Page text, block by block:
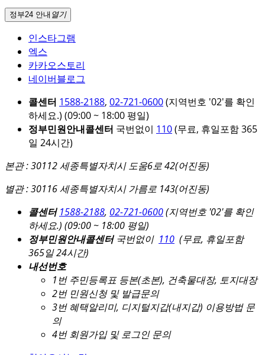
정부24 안내 열기
인스타그램
엑스
카카오스토리
네이버블로그
콜센터 1588-2188, 02-721-0600(지역번호 '02'를 확인
하세요.) (09:00 ~ 18:00 평일)
정부민원안내콜센터 국번없이 110(무료, 휴일포함 365
일 24시간)
본관 : 30112 세종특별자치시 도움6로 42(어진동)
별관 : 30116 세종특별자치시 가름로 143(어진동)
콜센터 1588-2188, 02-721-0600(지역번호 '02'를 확인
하세요.) (09:00 ~ 18:00 평일)
정부민원안내콜센터국번없이 110 (무료, 휴일포함
365일 24시간)
내선번호
1번 주민등록표 등본(초본), 건축물대장, 토지대장
2번 민원신청 및 발급문의
3번 혜택알리미, 디지털지갑(내지갑) 이용방법 문
의
4번 회원가입 및 로그인 문의